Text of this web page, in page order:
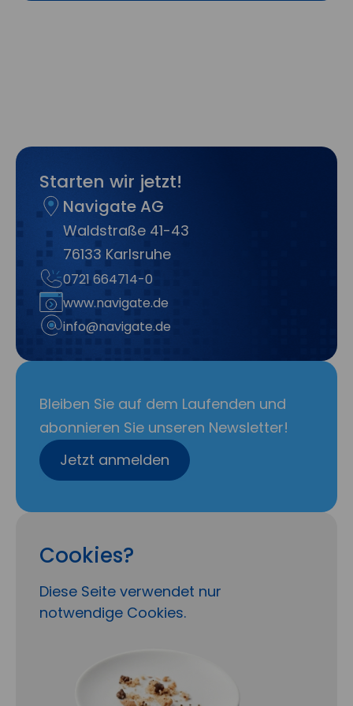
Starten wir jetzt!
Navigate AG
Waldstraße 41-43
76133 Karlsruhe
0721 664714-0
www.navigate.de
info@navigate.de
Bleiben Sie auf dem Laufenden und
abonnieren Sie unseren Newsletter!
Jetzt anmelden
Cookies?
Diese Seite verwendet nur
notwendige Cookies.